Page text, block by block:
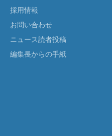
採用情報
お問い合わせ
ニュース読者投稿
編集長からの手紙